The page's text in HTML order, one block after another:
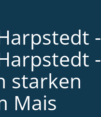
-
-
starken
Mais